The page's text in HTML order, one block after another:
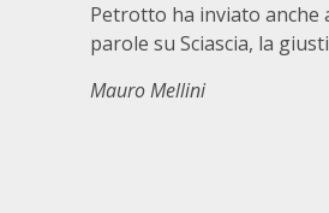
Petrotto ha inviato anche
parole su Sciascia, la
Mauro Mellini